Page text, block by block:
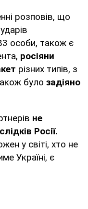
розповів, що
особи, також є
росіяни
різних типів, з
було задіяно
не
Росії.
у світі, хто не
Україні, є